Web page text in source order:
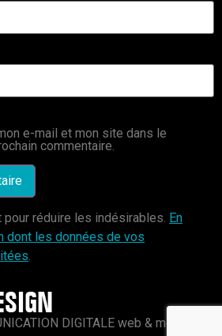
e-mail et mon site dans le
commentaire.
réduire les indésirables. En
dont les données de vos
.
DIGITALE web & mobile